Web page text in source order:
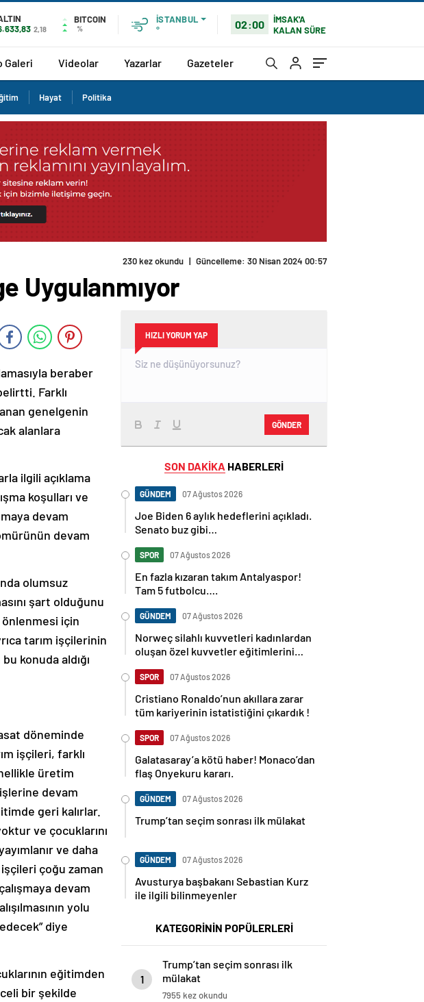
2,18
BITCOIN
%
İSTANBUL
°
02:00
İMSAK'A
KALAN SÜRE
Galeri Videolar Yazarlar Gazeteler
Hayat Politika
230 kez okundu | Güncelleme: 30 Nisan 2024 00:57
Uygulanmıyor
beraber
Farklı
genelgenin
alanlara
ilgili açıklama
koşulları ve
devam
devam
olumsuz
şart olduğunu
önlenmesi için
tarım işçilerinin
konuda aldığı
döneminde
işçileri, farklı
üretim
devam
geri kalırlar.
ve çocuklarını
ve daha
çoğu zaman
devam
yolu
diye
eğitimden
bir şekilde
HIZLI YORUM YAP
GÖNDER
SON DAKİKA HABERLERİ
GÜNDEM 07 Ağustos 2026
Joe Biden 6 aylık hedeflerini açıkladı.
Senato buz gibi…
SPOR 07 Ağustos 2026
En fazla kızaran takım Antalyaspor!
Tam 5 futbolcu….
GÜNDEM 07 Ağustos 2026
Norweç silahlı kuvvetleri kadınlardan
oluşan özel kuvvetler eğitimlerini
SPOR 07 Ağustos 2026
Cristiano Ronaldo’nun akıllara zarar
tüm kariyerinin istatistiğini çıkardık !
SPOR 07 Ağustos 2026
Galatasaray’a kötü haber! Monaco’dan
flaş Onyekuru kararı.
GÜNDEM 07 Ağustos 2026
Trump’tan seçim sonrası ilk mülakat
GÜNDEM 07 Ağustos 2026
Avusturya başbakanı Sebastian Kurz
ile ilgili bilinmeyenler
KATEGORİNİN POPÜLERLERİ
1
Trump’tan seçim sonrası ilk
mülakat
7955 kez okundu